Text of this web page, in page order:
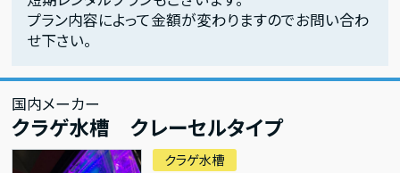
プラン内容によって金額が変わりますのでお問い合わ
せ下さい。
国内メーカー
クラゲ水槽 クレーセルタイプ
クラゲ水槽